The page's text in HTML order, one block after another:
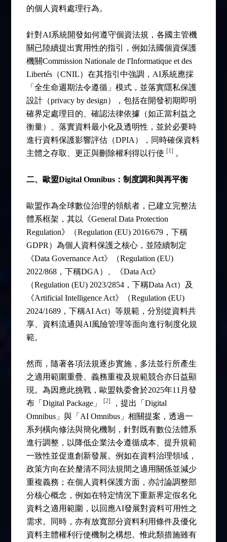
的個人資料處理行為。
針對AI系統開發如何遵守個資法規，各國主管機
關已陸續提出實用性的指引，例如法國個資保護
機關Commission Nationale de l'Informatique et des
Libertés（CNIL）在其指引中強調，AI系統應採
「全生命週期法令遵循」模式，並落實隱私保護
設計（privacy by design），包括在開發初期即明
確界定處理目的、確認法律依據（如正當利益之
衡量）、落實資料最小化及透明性，並於必要時
進行資料保護影響評估（DPIA），同時確保資料
主體之存取、更正與刪除權利得以行使 [1] 。
二、歐盟Digital Omnibus：制度調和與再平衡
歐盟作為全球數位治理的領航者，已建立完整法
體系框架，其以《General Data Protection
Regulation》（Regulation (EU) 2016/679，下稱
GDPR）為個人資料保護之核心，並陸續制定
《Data Governance Act》（Regulation (EU)
2022/868，下稱DGA）、《Data Act》
（Regulation (EU) 2023/2854，下稱Data Act）及
《Artificial Intelligence Act》（Regulation (EU)
2024/1689，下稱AI Act）等規範，分別從資料共
享、資料流通與AI風險管理等面向進行制度化規
範。
然而，隨著各項法規逐步實施，多法並行所產生
之適用範圍重疊、義務重複及規範競合亦日益顯
現。為因應此挑戰，歐盟執委會於2025年11月發
布「Digital Package」
[2]
，提出「Digital
Omnibus」與「AI Omnibus」相關提案，透過一
系列橫向修法與簡化機制，針對既有數位法體系
進行調整，以降低企業法令遵循成本、提升規範
一致性並促進創新發展。例如在資料治理領域，
政策方向在於釐清不同法規間之適用關係並減少
重複義務；在個人資料保護方面，亦討論調整部
分核心概念，例如在特定情況下重新界定假名化
資料之適用範圍，以回應AI發展對資料可用性之
需求。同時，亦有放寬部分資料利用條件及優化
資料主體權利行使機制之構想。惟此類措施雖有